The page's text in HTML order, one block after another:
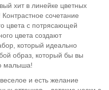
хит в линейке цветных
сочетание
цвета с потрясающей
цвета создают
который идеально
образ, который бы вы
малыша!
и есть желание